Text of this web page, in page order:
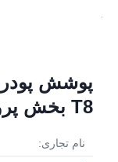
T8 بخش پروفیل آلومینیوم
نام تجاری: